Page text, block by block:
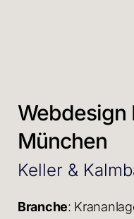
Webdesign
München
Keller &
Branche: